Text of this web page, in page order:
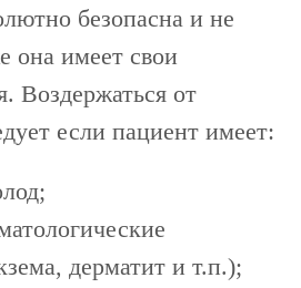
безопасна и не
она имеет свои
Воздержаться от
если пациент имеет:
дерматит и т.п.);